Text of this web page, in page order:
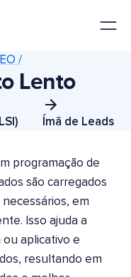
/
Lento
Ímã de Leads
programação de
são carregados
em
Isso ajuda a
aplicativo e
resultando em